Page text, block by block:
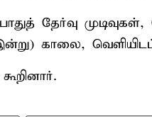
தேர்வு
காலை,